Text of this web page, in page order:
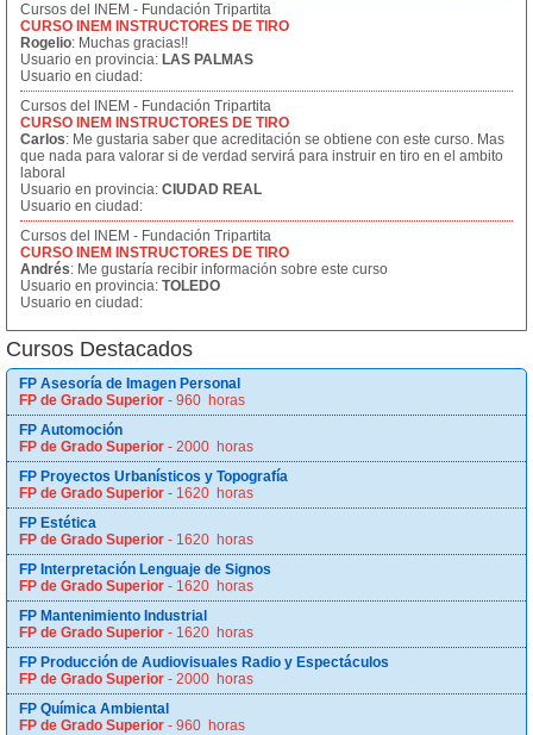
Cursos del INEM - Fundación Tripartita
CURSO INEM INSTRUCTORES DE TIRO
Rogelio: Muchas gracias!!
Usuario en provincia: LAS PALMAS
Usuario en ciudad:
Cursos del INEM - Fundación Tripartita
CURSO INEM INSTRUCTORES DE TIRO
Carlos: Me gustaria saber que acreditación se obtiene con este curso. Mas
que nada para valorar si de verdad servirá para instruir en tiro en el ambito
laboral
Usuario en provincia: CIUDAD REAL
Usuario en ciudad:
Cursos del INEM - Fundación Tripartita
CURSO INEM INSTRUCTORES DE TIRO
Andrés: Me gustaría recibir información sobre este curso
Usuario en provincia: TOLEDO
Usuario en ciudad:
Cursos Destacados
FP Asesoría de Imagen Personal
FP de Grado Superior - 960 horas
FP Automoción
FP de Grado Superior - 2000 horas
FP Proyectos Urbanísticos y Topografía
FP de Grado Superior - 1620 horas
FP Estética
FP de Grado Superior - 1620 horas
FP Interpretación Lenguaje de Signos
FP de Grado Superior - 1620 horas
FP Mantenimiento Industrial
FP de Grado Superior - 1620 horas
FP Producción de Audiovisuales Radio y Espectáculos
FP de Grado Superior - 2000 horas
FP Química Ambiental
FP de Grado Superior - 960 horas